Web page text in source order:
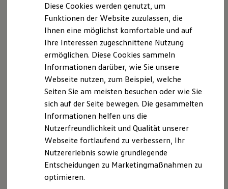
Für Privatkunden
Für Gewerbekunden
Leasing
Für Privatkunden
Für Gewerbekunden
Versicherungen & Garantien
Garantien
Kfz-Versicherung für Nutzfahrzeuge
Restschuldversicherung
Wartungsverträge
Besitzer & Service
Reparatur & Service
Sommer-Special
Reparatur, Pflege & Inspektion
Servicetermin anfragen
Service-Vorteile bei Volkswagen Nutzfahrzeuge
ServicePlus
Economy Service
Räder & Reifen Service
Ersatzfahrzeuge
27243 Harpstedt
Telefonnummer: 04244 919990
Faxnummer: 04244 9199947
info@autohaus-reckziegel.de
Umsatzst.-ID-Nr.: DE316173632
Registergericht: Amtsgericht Oldenburg HRB 212777
Geschäftsführer: Christopher Reckziegel
Hinweis gemäß § 36
Verbraucherstreitbeilegungsgesetz (VSBG)
Diese Cookies werden genutzt, um
Funktionen der Website zuzulassen, die
Ihnen eine möglichst komfortable und auf
Ihre Interessen zugeschnittene Nutzung
ermöglichen. Diese Cookies sammeln
Informationen darüber, wie Sie unsere
Webseite nutzen, zum Beispiel, welche
Seiten Sie am meisten besuchen oder wie Sie
sich auf der Seite bewegen. Die gesammelten
Informationen helfen uns die
Nutzerfreundlichkeit und Qualität unserer
Webseite fortlaufend zu verbessern, Ihr
Nutzererlebnis sowie grundlegende
Entscheidungen zu Marketingmaßnahmen zu
optimieren.